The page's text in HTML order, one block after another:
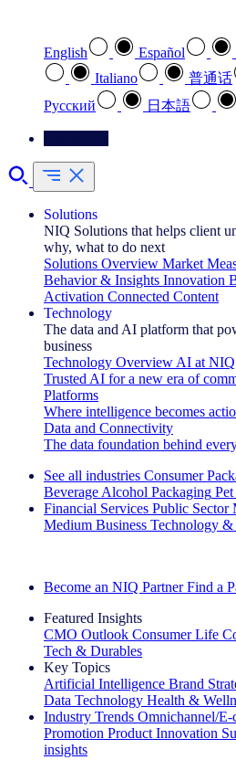
English Español
Italiano
普通话
Pусский
日本語
Solutions
NIQ Solutions that helps client
why, what to do next
Solutions Overview Market
Behavior & Insights Innovation
Activation Connected Content
Technology
The data and AI platform that
business
Technology Overview AI at NIQ
Trusted AI for a new era of
Platforms
Where intelligence becomes
Data and Connectivity
The data foundation behind
See all industries Consumer
Beverage Alcohol Packaging Pet
Financial Services Public Sector
Medium Business Technology &
Become an NIQ Partner Find a
Featured Insights
CMO Outlook Consumer Life
Tech & Durables
Key Topics
Artificial Intelligence Brand
Data Technology Health &
Industry Trends Omnichannel/E-
Promotion Product Innovation
insights